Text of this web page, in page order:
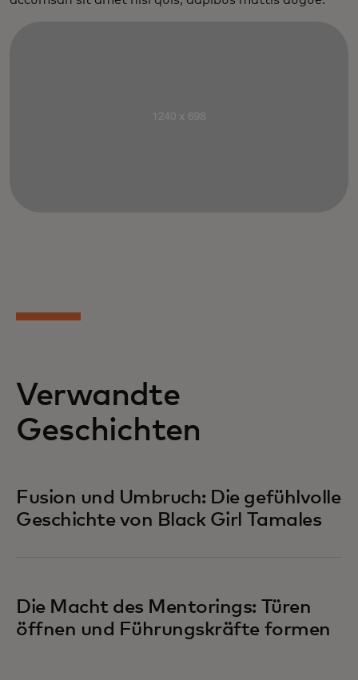
Verwandte
Geschichten
Fusion und Umbruch: Die gefühlvolle
Geschichte von Black Girl Tamales
Die Macht des Mentorings: Türen
öffnen und Führungskräfte formen